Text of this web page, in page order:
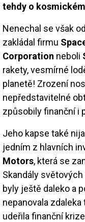
tehdy o
Nenechal se však
zakládal firmu
Corporation neboli
rakety, vesmírné
planetě! Zrození
nepředstavitelné
způsobily finanční i
Jeho kapse také
jedním z hlavních
Motors, která se
Skandály
byly ještě daleko a
nepanovala
udeřila finanční